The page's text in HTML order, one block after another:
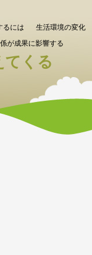
るには
生活環境の変化
が成果に影響する
てくる